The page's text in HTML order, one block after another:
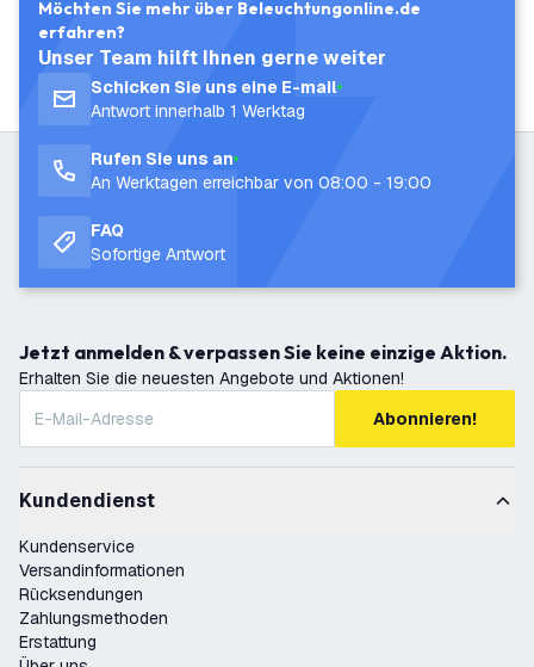
Möchten Sie mehr über Beleuchtungonline.de
erfahren?
Unser Team hilft Ihnen gerne weiter
Schicken Sie uns eine E-mail
Antwort innerhalb 1 Werktag
Rufen Sie uns an
An Werktagen erreichbar von 08:00 - 19:00
FAQ
Sofortige Antwort
Jetzt anmelden & verpassen Sie keine einzige Aktion.
Erhalten Sie die neuesten Angebote und Aktionen!
Abonnieren!
Kundendienst
Kundenservice
Versandinformationen
Rücksendungen
Zahlungsmethoden
Erstattung